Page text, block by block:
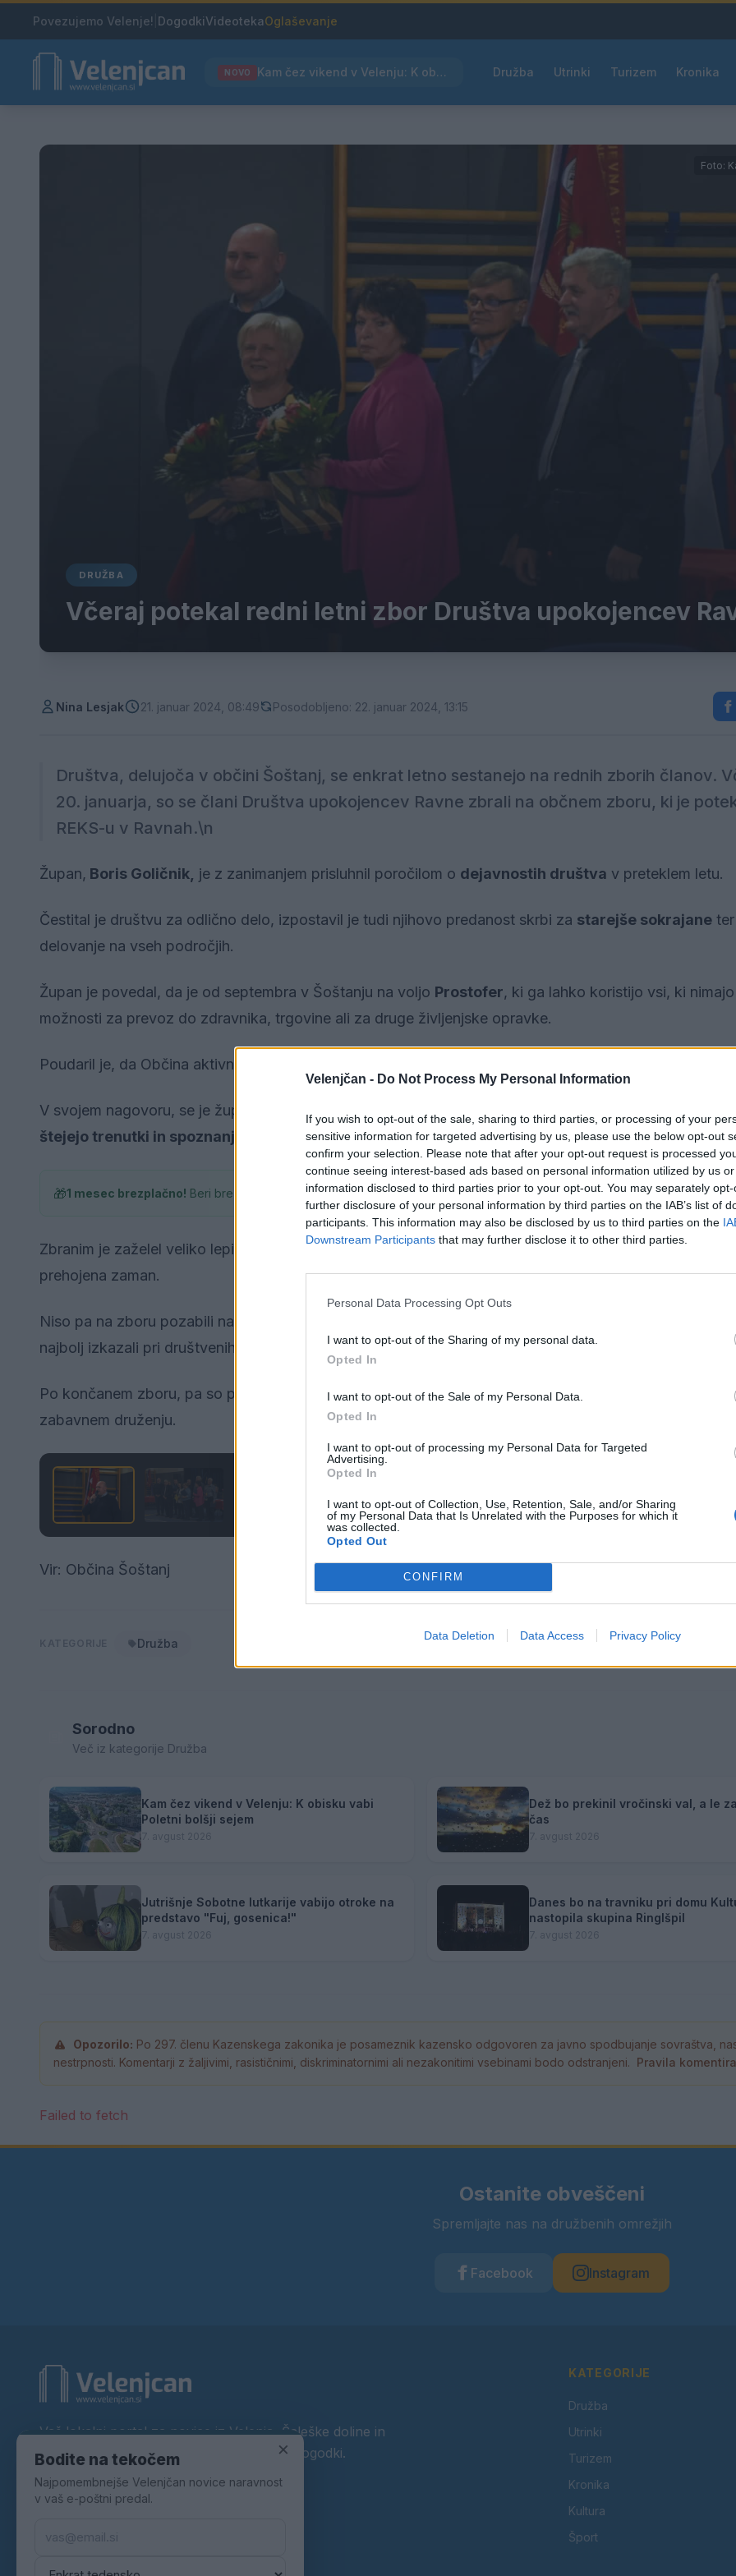
Velenjčan - Do Not Process My Personal Information
If you wish to opt-out of the sale, sharing to third parties, or processing of your
sensitive information for targeted advertising by us, please use the below opt-out
confirm your selection. Please note that after your opt-out request is processed
continue seeing interest-based ads based on personal information utilized by us
information disclosed to third parties prior to your opt-out. You may separately
further disclosure of your personal information by third parties on the IAB’s list of
participants. This information may also be disclosed by us to third parties on the
Downstream Participants that may further disclose it to other third parties.
Personal Data Processing Opt Outs
I want to opt-out of the Sharing of my personal data.
Opted In
I want to opt-out of the Sale of my Personal Data.
Opted In
I want to opt-out of processing my Personal Data for Targeted
Advertising.
Opted In
I want to opt-out of Collection, Use, Retention, Sale, and/or Sharing
of my Personal Data that Is Unrelated with the Purposes for which it
was collected.
Opted Out
CONFIRM
Data Deletion Data Access Privacy Policy
Povezujemo Velenje! DogodkiVideotekaOglaševanje
NOVO Kam čez vikend v Velenju: K obisku vabi Poletni bolšji sejem Družba Utrinki Turizem Kronika
Foto:
DRUŽBA
Včeraj potekal redni letni zbor Društva upokojencev
Nina Lesjak 21. januar 2024, 08:49 Posodobljeno: 22. januar 2024, 13:15
Društva, delujoča v občini Šoštanj, se enkrat letno sestanejo na rednih zborih članov.
20. januarja, so se člani Društva upokojencev Ravne zbrali na občnem zboru, ki je
REKS-u v Ravnah.\n
Župan, Boris Goličnik, je z zanimanjem prisluhnil poročilom o dejavnostih društva v preteklem letu.
Čestital je društvu za odlično delo, izpostavil je tudi njihovo predanost skrbi za starejše sokrajane
delovanje na vseh področjih.
Župan je povedal, da je od septembra v Šoštanju na voljo Prostofer, ki ga lahko koristijo vsi, ki
možnosti za prevoz do zdravnika, trgovine ali za druge življenjske opravke.
Poudaril je, da Občina aktivno
V svojem nagovoru, se je župan navezal na besedilo, ki jo je vokalna skupina zapela na uvodu: “V
štejejo trenutki in spoznanje, da na koncu časa nobena strma pot ni bila zaman.”
🎁1 mesec brezplačno! Beri brez oglasov
Zbranim je zaželel veliko lepih trenutkov ter izrazil prepričanje, da nobena težka pot v življenju ni bila in
prehojena zaman.
Niso pa na zboru pozabili na zaslužne člane.
najbolj izkazali pri društvenih aktivnostih.
Po končanem zboru, pa so pripravili tudi spremljevalni program, kjer ni manjkalo glasbe, petja in
zabavnem druženju.
Vir: Občina Šoštanj
Družba
Sorodno
Več iz kategorije Družba
Kam čez vikend v Velenju: K obisku vabi
Poletni bolšji sejem
7. avgust 2026
Dež bo prekinil vročinski val, a le
čas
7. avgust 2026
Jutrišnje Sobotne lutkarije vabijo otroke na
predstavo "Fuj, gosenica!"
7. avgust 2026
Danes bo na travniku pri domu
nastopila skupina Ringlšpil
7. avgust 2026
Opozorilo: Po 297. členu Kazenskega zakonika je posameznik kazensko odgovoren za javno spodbujanje sovraštva,
nestrpnosti. Komentarji z žaljivimi, rasističnimi, diskriminatornimi ali nezakonitimi vsebinami bodo odstranjeni. Pravila
Failed to fetch
Ostanite obveščeni
Spremljajte nas na družbenih omrežjih
Facebook Instagram
Vaš lokalni portal za novice iz Velenja, Šaleške doline in
okolice. Aktualne novice, šport, kultura, dogodki.
Povezujemo Velenje.
KATEGORIJE
Družba
Utrinki
Turizem
Kronika
Kultura
Šport
×
Bodite na tekočem
Najpomembnejše Velenjčan novice naravnost
v vaš e-poštni predal.